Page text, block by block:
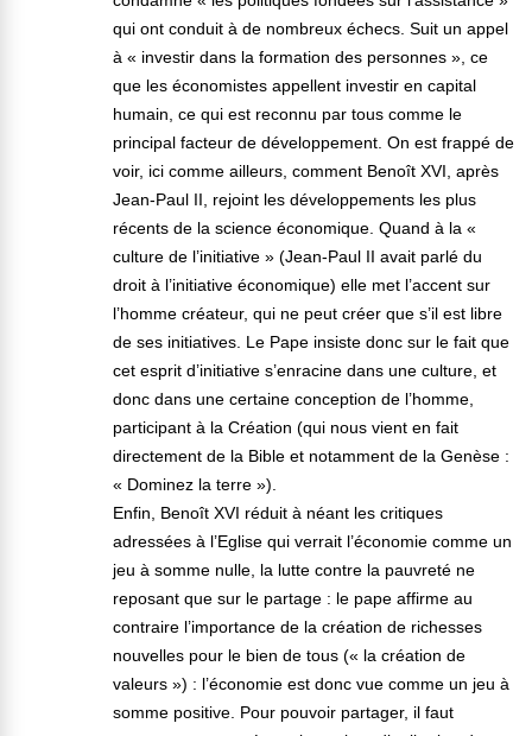
qui ont conduit à de nombreux échecs. Suit un appel
à « investir dans la formation des personnes », ce
que les économistes appellent investir en capital
humain, ce qui est reconnu par tous comme le
principal facteur de développement. On est frappé de
voir, ici comme ailleurs, comment Benoît XVI, après
Jean-Paul II, rejoint les développements les plus
récents de la science économique. Quand à la «
culture de l’initiative » (Jean-Paul II avait parlé du
droit à l’initiative économique) elle met l’accent sur
l’homme créateur, qui ne peut créer que s’il est libre
de ses initiatives. Le Pape insiste donc sur le fait que
cet esprit d’initiative s’enracine dans une culture, et
donc dans une certaine conception de l’homme,
participant à la Création (qui nous vient en fait
directement de la Bible et notamment de la Genèse :
« Dominez la terre »).
Enfin, Benoît XVI réduit à néant les critiques
adressées à l’Eglise qui verrait l’économie comme un
jeu à somme nulle, la lutte contre la pauvreté ne
reposant que sur le partage : le pape affirme au
contraire l’importance de la création de richesses
nouvelles pour le bien de tous (« la création de
valeurs ») : l’économie est donc vue comme un jeu à
somme positive. Pour pouvoir partager, il faut